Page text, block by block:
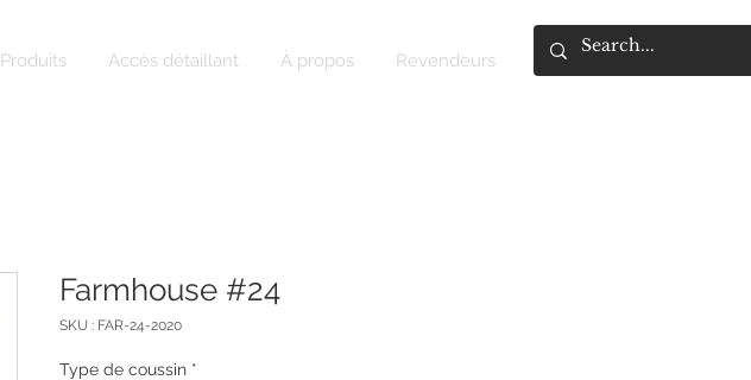
Produits Accès détaillant À propos Revendeurs
Farmhouse #24
SKU : FAR-24-2020
Type de coussin *